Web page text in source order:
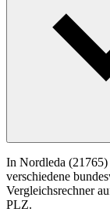
In Nordleda (21765)
verschiedene
Vergleichsrechner
PLZ.